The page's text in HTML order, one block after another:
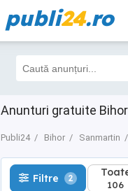
publi24.ro
Anunturi gratuite
Publi24 Bihor Sanmartin
Filtre 2 Toate
106
Filtre 2
106